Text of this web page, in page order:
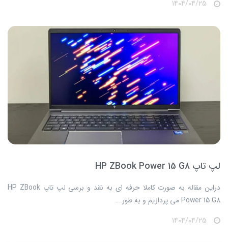
لپ تاپ HP ZBook Power 15 G8
​​​​دراین مقاله به صورت کاملا حرفه ای به نقد و برسی لپ تاپ HP ZBook
Power 15 G8 می پردازیم و به طور...